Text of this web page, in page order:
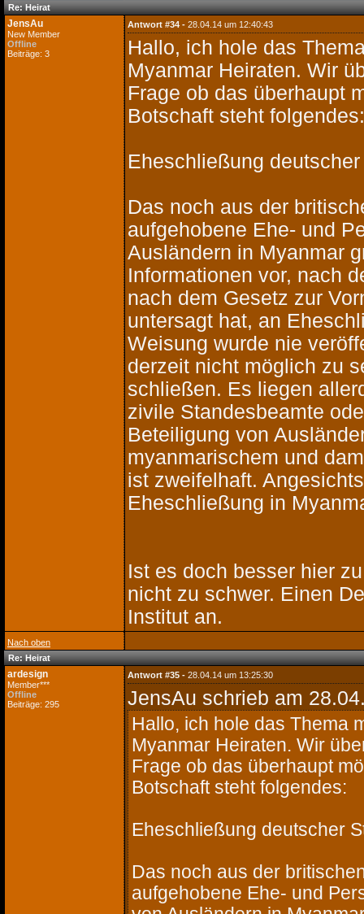
Re: Heirat
JensAu
New Member
Offline
Beiträge: 3
Antwort #34 - 28.04.14 um 12:40:43
Hallo, ich hole das
Myanmar Heiraten. Wir
Frage ob das überhaupt
Botschaft steht folgendes:
Eheschließung
Das noch aus der
aufgehobene Ehe- und
Ausländern in Myanmar
Informationen vor, nach
nach dem Gesetz zur
untersagt hat, an
Weisung wurde nie
derzeit nicht möglich zu
schließen. Es liegen
zivile Standesbeamte
Beteiligung von
myanmarischem und
ist zweifelhaft.
Eheschließung in
Ist es doch besser hier
nicht zu schwer. Einen
Institut an.
Nach oben
Re: Heirat
ardesign
Member***
Offline
Beiträge: 295
Antwort #35 - 28.04.14 um 13:25:30
JensAu schrieb am
Hallo, ich hole das Thema
Myanmar Heiraten. Wir
Frage ob das überhaupt
Botschaft steht folgendes:
Eheschließung deutscher
Das noch aus der
aufgehobene Ehe- und